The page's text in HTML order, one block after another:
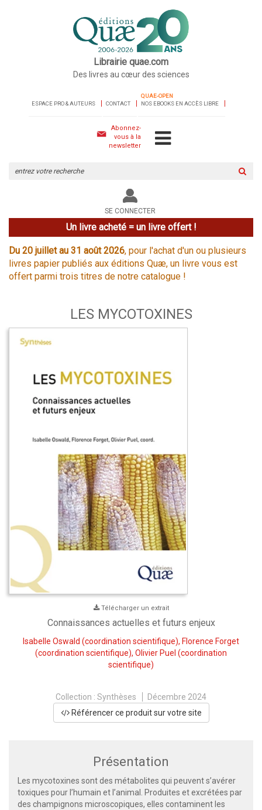
Librairie quae.com
Des livres au cœur des sciences
ESPACE PRO & AUTEURS CONTACT
QUAE-OPEN
NOS EBOOKS EN ACCÈS LIBRE
Abonnez-
vous à la
newsletter
le
site
SE CONNECTER
Un livre acheté = un livre offert !
Du 20 juillet au 31 août 2026, pour l'achat d'un ou plusieurs
livres papier publiés aux éditions Quæ, un livre vous est
offert parmi trois titres de notre catalogue !
LES MYCOTOXINES
Télécharger un extrait
Connaissances actuelles et futurs enjeux
Isabelle Oswald (coordination scientifique), Florence Forget
(coordination scientifique), Olivier Puel (coordination
scientifique)
Collection : Synthèses
Décembre 2024
Référencer ce produit sur votre site
Présentation
Les mycotoxines sont des métabolites qui peuvent s’avérer
toxiques pour l’humain et l’animal. Produites et excrétées par
des champignons microscopiques, elles contaminent les